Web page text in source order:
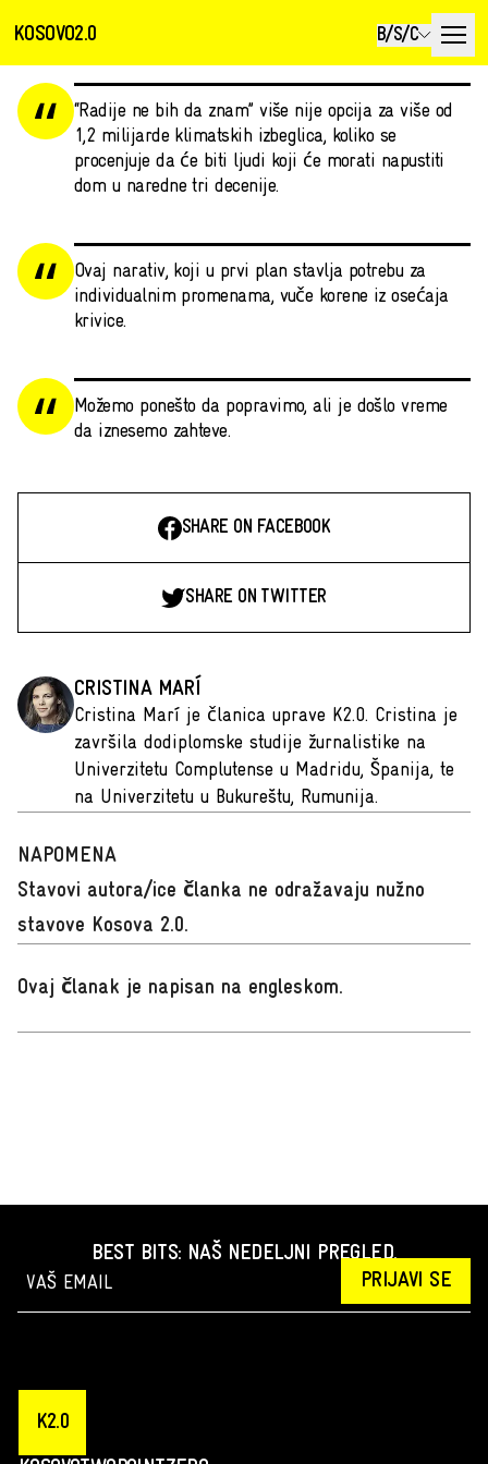
KOSOVO2.0 B/S/C
“Radije ne bih da znam” više nije opcija za više od
1,2 milijarde klimatskih izbeglica, koliko se
procenjuje da će biti ljudi koji će morati napustiti
dom u naredne tri decenije.
Ovaj narativ, koji u prvi plan stavlja potrebu za
individualnim promenama, vuče korene iz osećaja
krivice.
Možemo ponešto da popravimo, ali je došlo vreme
da iznesemo zahteve.
SHARE ON FACEBOOK
SHARE ON TWITTER
CRISTINA MARÍ
Cristina Marí je članica uprave K2.0. Cristina je
završila dodiplomske studije žurnalistike na
Univerzitetu Complutense u Madridu, Španija, te
na Univerzitetu u Bukureštu, Rumunija.
NAPOMENA
Stavovi autora/ice članka ne odražavaju nužno
stavove Kosova 2.0.
Ovaj članak je napisan na engleskom.
BEST BITS: NAŠ NEDELJNI PREGLED.
PRIJAVI SE
K2.0